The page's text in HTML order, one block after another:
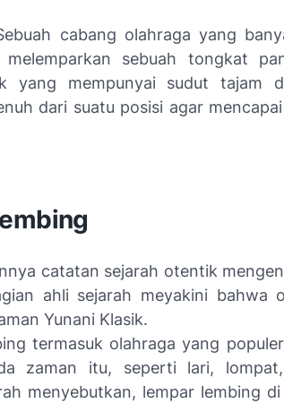
cabang olahraga yang
sebuah tongkat
yang mempunyai sudut tajam
dari suatu posisi agar
catatan sejarah otentik
ahli sejarah meyakini bahwa
Yunani Klasik.
termasuk olahraga yang
zaman itu, seperti lari,
menyebutkan, lempar lembing